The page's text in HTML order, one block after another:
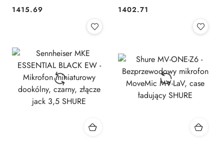
popfiltr, etui SHURE
Cena:
1415.69 Cena:
1402.71